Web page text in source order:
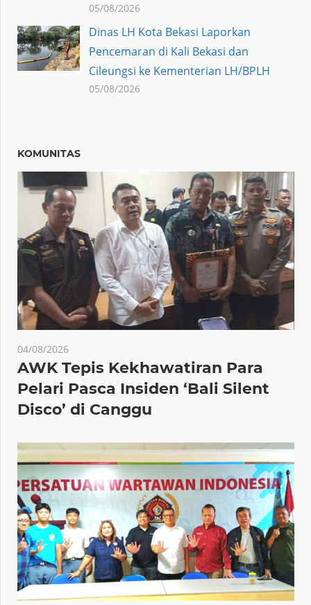
05/08/2026
Dinas LH Kota Bekasi Laporkan
Pencemaran di Kali Bekasi dan
Cileungsi ke Kementerian LH/BPLH
05/08/2026
KOMUNITAS
04/08/2026
AWK Tepis Kekhawatiran Para
Pelari Pasca Insiden ‘Bali Silent
Disco’ di Canggu